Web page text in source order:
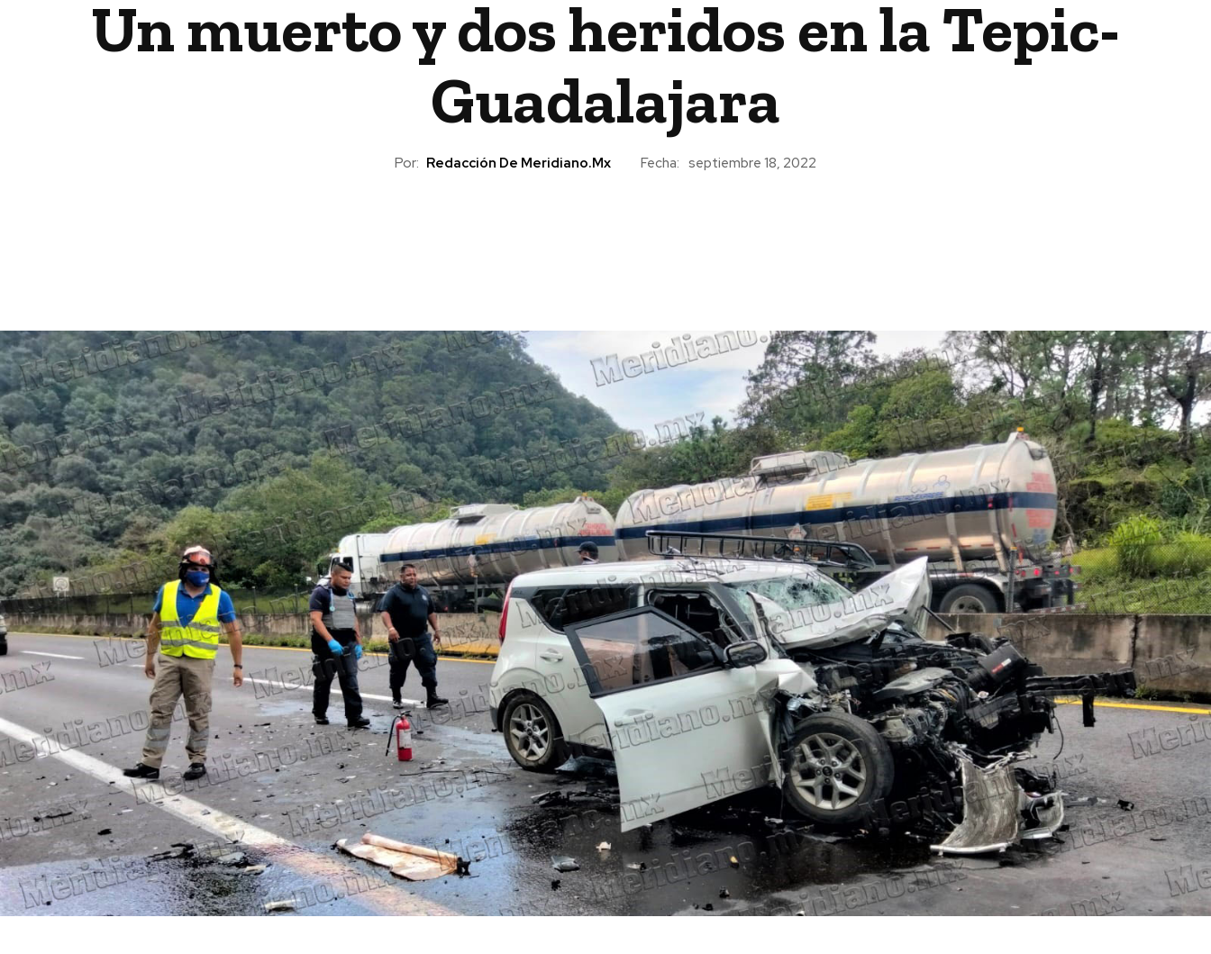
Un muerto y dos heridos en la Tepic-
Guadalajara
Por: Redacción De Meridiano.mx Fecha: septiembre 18, 2022